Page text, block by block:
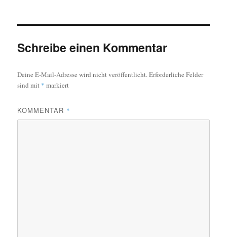
Schreibe einen Kommentar
Deine E-Mail-Adresse wird nicht veröffentlicht.Erforderliche Felder
sind mit * markiert
KOMMENTAR *